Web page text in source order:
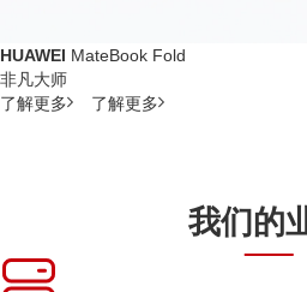
HUAWEI MateBook Fold
非凡大师
了解更多
了解更多
我们的